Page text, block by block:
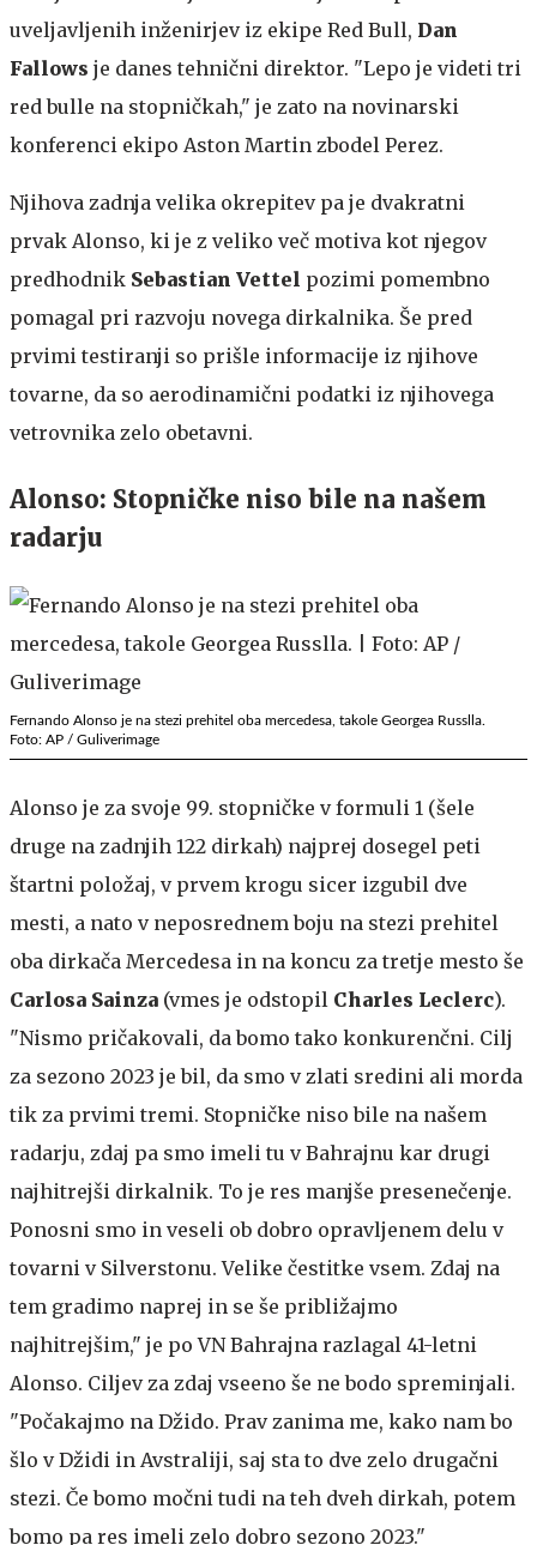
uveljavljenih inženirjev iz ekipe Red Bull, Dan
Fallows je danes tehnični direktor. "Lepo je videti tri
red bulle na stopničkah," je zato na novinarski
konferenci ekipo Aston Martin zbodel Perez.
Njihova zadnja velika okrepitev pa je dvakratni
prvak Alonso, ki je z veliko več motiva kot njegov
predhodnik Sebastian Vettel pozimi pomembno
pomagal pri razvoju novega dirkalnika. Še pred
prvimi testiranji so prišle informacije iz njihove
tovarne, da so aerodinamični podatki iz njihovega
vetrovnika zelo obetavni.
Alonso: Stopničke niso bile na našem
radarju
Fernando Alonso je na stezi prehitel oba mercedesa, takole Georgea Russlla.
Foto: AP / Guliverimage
Alonso je za svoje 99. stopničke v formuli 1 (šele
druge na zadnjih 122 dirkah) najprej dosegel peti
štartni položaj, v prvem krogu sicer izgubil dve
mesti, a nato v neposrednem boju na stezi prehitel
oba dirkača Mercedesa in na koncu za tretje mesto še
Carlosa Sainza (vmes je odstopil Charles Leclerc).
"Nismo pričakovali, da bomo tako konkurenčni. Cilj
za sezono 2023 je bil, da smo v zlati sredini ali morda
tik za prvimi tremi. Stopničke niso bile na našem
radarju, zdaj pa smo imeli tu v Bahrajnu kar drugi
najhitrejši dirkalnik. To je res manjše presenečenje.
Ponosni smo in veseli ob dobro opravljenem delu v
tovarni v Silverstonu. Velike čestitke vsem. Zdaj na
tem gradimo naprej in se še približajmo
najhitrejšim," je po VN Bahrajna razlagal 41-letni
Alonso. Ciljev za zdaj vseeno še ne bodo spreminjali.
"Počakajmo na Džido. Prav zanima me, kako nam bo
šlo v Džidi in Avstraliji, saj sta to dve zelo drugačni
stezi. Če bomo močni tudi na teh dveh dirkah, potem
bomo pa res imeli zelo dobro sezono 2023."